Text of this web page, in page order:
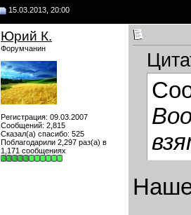
15.03.2013, 20:00
Юрий К.
Форумчанин
Регистрация: 09.03.2007
Сообщений: 2,815
Сказал(а) спасибо: 525
Поблагодарили 2,297 раз(а) в
1,171 сообщениях